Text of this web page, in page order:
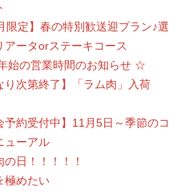
限定】春の特別歓送迎プラン♪選
アータorステーキコース
始の営業時間のお知らせ ☆
り次第終了】「ラム肉」入荷
予約受付中】11月5日～季節のコ
ューアル
の日！！！！！
極めたい